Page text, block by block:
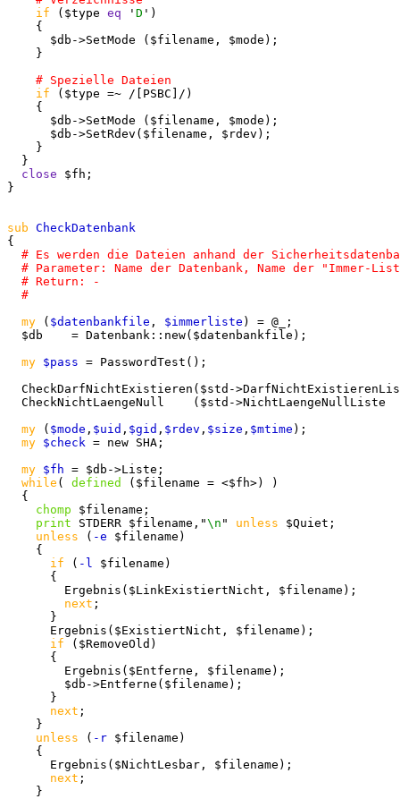
if ($type eq ' D ')
    {
      $db->SetMode ($filename, $mode);
    }
if ($type =~ /[PSBC]/)
    {
      $db->SetMode ($filename, $mode);
      $db->SetRdev($filename, $rdev);
    }
  }
close $fh;
}
sub
{
my ( $datenbankfile , $immerliste ) = @_;
  $db    = Datenbank::new($datenbankfile);
my $pass = PasswordTest();
CheckDarfNichtExistieren($std-
CheckNichtLaengeNull    ($std->NichtLaengeNullListe
my ( $mode , $uid , $gid , $rdev , $size , $mtime );
my $check = new SHA;
my $fh = $db->Liste;
while ( defined
($filename = <$fh>) )
  {
chomp $filename;
print STDERR $filename,"\n " unless $Quiet;
unless ( -e $filename)
    {
if ( -l $filename)
      {
        Ergebnis($LinkExistiertNicht, $filename);
next ;
      }
      Ergebnis($ExistiertNicht, $filename);
if ($RemoveOld)
      {
        Ergebnis($Entferne, $filename);
        $db->Entferne($filename);
      }
next ;
    }
unless ( -r $filename)
    {
      Ergebnis($NichtLesbar, $filename);
next ;
    }